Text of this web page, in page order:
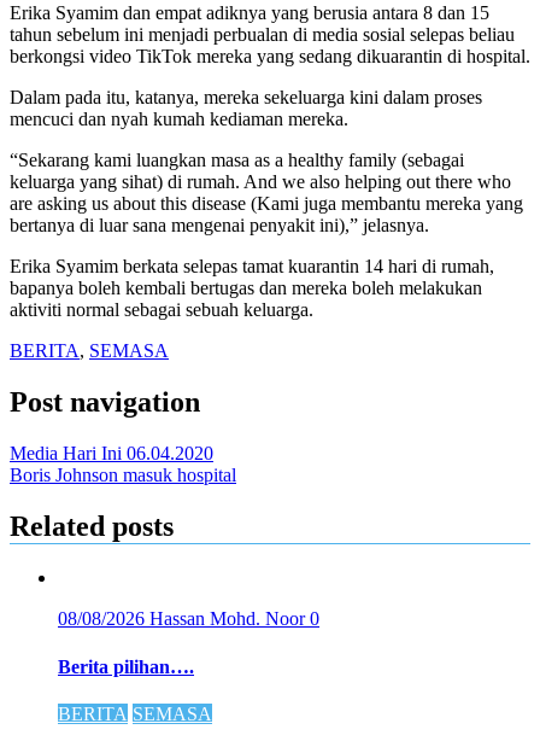
Erika Syamim dan empat adiknya yang berusia antara 8 dan 15
tahun sebelum ini menjadi perbualan di media sosial selepas beliau
berkongsi video TikTok mereka yang sedang dikuarantin di hospital.
Dalam pada itu, katanya, mereka sekeluarga kini dalam proses
mencuci dan nyah kumah kediaman mereka.
“Sekarang kami luangkan masa as a healthy family (sebagai
keluarga yang sihat) di rumah. And we also helping out there who
are asking us about this disease (Kami juga membantu mereka yang
bertanya di luar sana mengenai penyakit ini),” jelasnya.
Erika Syamim berkata selepas tamat kuarantin 14 hari di rumah,
bapanya boleh kembali bertugas dan mereka boleh melakukan
aktiviti normal sebagai sebuah keluarga.
BERITA, SEMASA
Post navigation
Media Hari Ini 06.04.2020
Boris Johnson masuk hospital
Related posts
08/08/2026 Hassan Mohd. Noor0
Berita pilihan….
BERITA SEMASA